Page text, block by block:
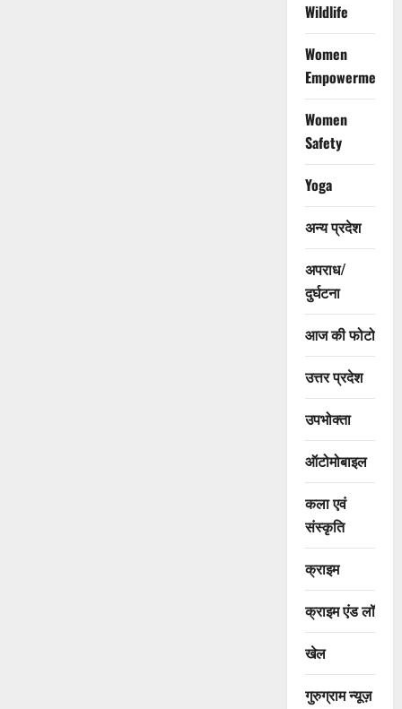
Wildlife
Women
Empowerment
Women
Safety
Yoga
अन्य प्रदेश
अपराध/
दुर्घटना
आज की फोटो
उत्तर प्रदेश
उपभोक्ता
ऑटोमोबाइल
कला एवं
संस्कृति
क्राइम
क्राइम एंड लॉ
खेल
गुरुग्राम न्यूज़